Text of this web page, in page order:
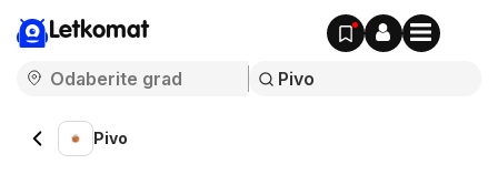
Letkomat
Pivo